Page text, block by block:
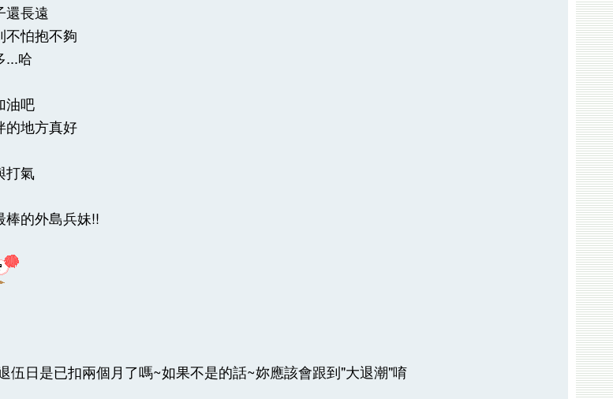
還長遠
不怕抱不夠
...哈
油吧
的地方真好
打氣
棒的外島兵妹!!
伍日是已扣兩個月了嗎~如果不是的話~妳應該會跟到"大退潮"唷